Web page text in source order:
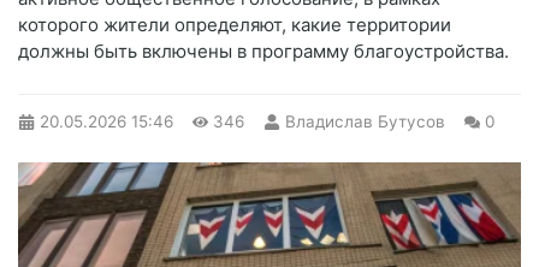
которого жители определяют, какие территории
должны быть включены в программу благоустройства.
20.05.2026 15:46 346 Владислав Бутусов 0